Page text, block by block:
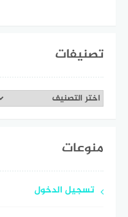
تصنيفات
تصنيفات
منوعات
تسجيل الدخول